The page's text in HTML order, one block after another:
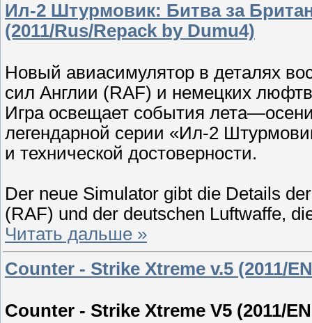
Ил-2 Штурмовик: Битва за
(2011/Rus/Repack by Dumu4)
Новый авиасимулятор в деталях
сил Англии (RAF) и немецких
Игра освещает события
легендарной серии «Ил-2
и технической достоверности.
Der neue Simulator gibt die Details
(RAF) und der deutschen Luftwaffe,
Читать дальше »
Counter - Strike Xtreme v.5 (2011/
Counter - Strike Xtreme V5 (2011/